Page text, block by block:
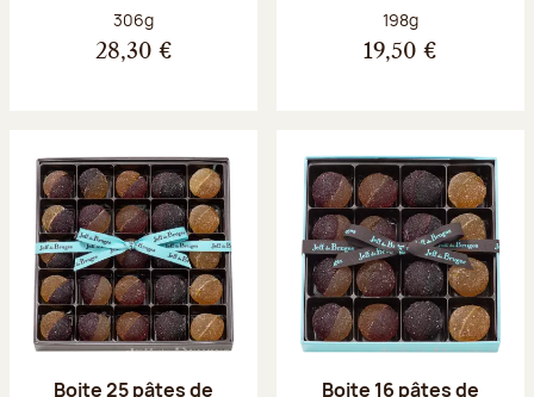
Poids net :
306g
28,30 €
Poids net :
198g
19,50 €
Boite 25 pâtes de Boite 16 pâtes de